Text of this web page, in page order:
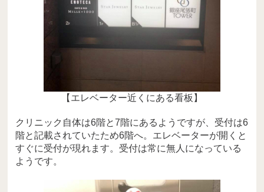
【エレベーター近くにある看板】
クリニック自体は6階と7階にあるようですが、受付は6
階と記載されていたため6階へ。エレベーターが開くと
すぐに受付が現れます。受付は常に無人になっている
ようです。